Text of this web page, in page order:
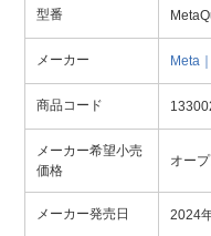
型番
メーカー Meta
商品コード
メーカー希望小売
価格
オー
メーカー発売日 2024